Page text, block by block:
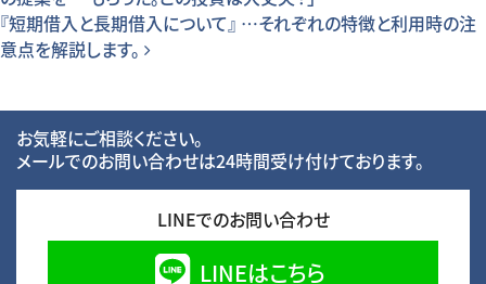
『短期借入と長期借入について』 …それぞれの特徴と利用時の注
意点を解説します。
お気軽にご相談ください。
メールでのお問い合わせは24時間受け付けております。
LINEでのお問い合わせ
LINEはこちら